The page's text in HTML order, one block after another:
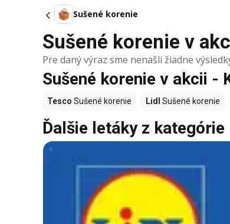
Sušené korenie
Sušené korenie v
Pre daný výraz sme nenašli žiadne
Sušené korenie v akcii -
Tesco Sušené korenie Lidl Sušené korenie
Ďalšie letáky z kategórie